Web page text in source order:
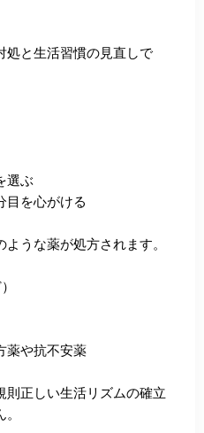
処と生活習慣の見直しで
選ぶ
目を心がける
うな薬が処方されます。
薬や抗不安薬
則正しい生活リズムの確立